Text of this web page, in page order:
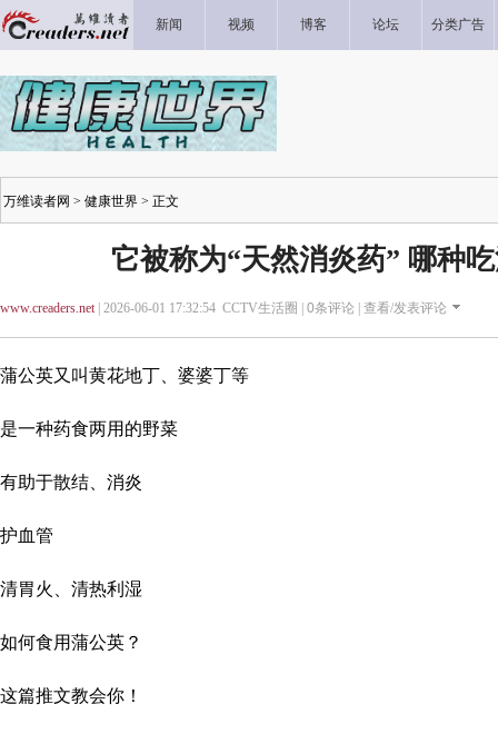
新闻 视频 博客 论坛 分类广告
万维读者网 > 健康世界 > 正文
它被称为“天然消炎药” 哪种
www.creaders.net| 2026-06-01 17:32:54 CCTV生活圈 | 0条评论 | 查看/发表评论
蒲公英又叫黄花地丁、婆婆丁等
是一种药食两用的野菜
有助于散结、消炎
护血管
清胃火、清热利湿
如何食用蒲公英？
这篇推文教会你！